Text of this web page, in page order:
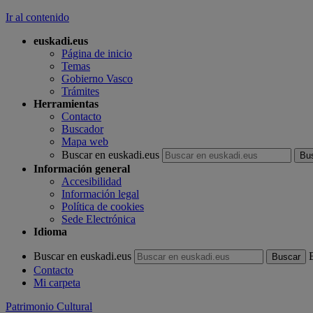
Ir al contenido
euskadi.eus
Página de inicio
Temas
Gobierno Vasco
Trámites
Herramientas
Contacto
Buscador
Mapa web
Buscar en euskadi.eus
Información general
Accesibilidad
Información legal
Política de cookies
Sede Electrónica
Idioma
Buscar en euskadi.eus
Contacto
Mi carpeta
Patrimonio Cultural